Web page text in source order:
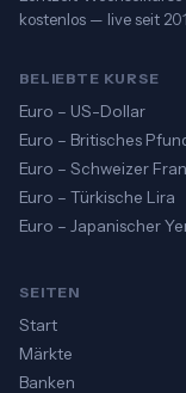
kostenlos — live seit
BELIEBTE KURSE
Euro – US-Dollar
Euro – Britisches
Euro – Schweizer
Euro – Türkische Lira
Euro – Japanischer
SEITEN
Start
Märkte
Banken